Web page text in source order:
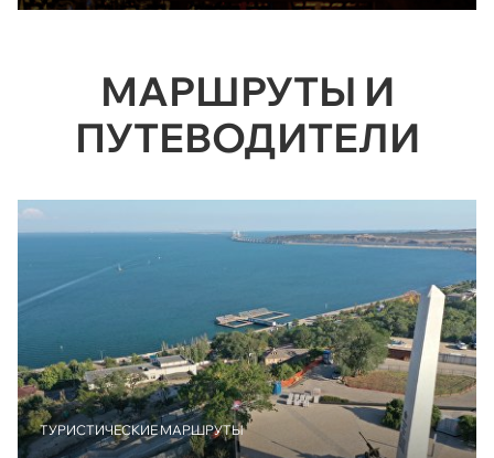
МАРШРУТЫ И
ПУТЕВОДИТЕЛИ
ТУРИСТИЧЕСКИЕ МАРШРУТЫ